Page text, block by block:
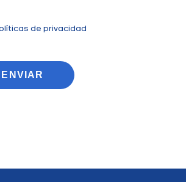
de privacidad
ENVIAR